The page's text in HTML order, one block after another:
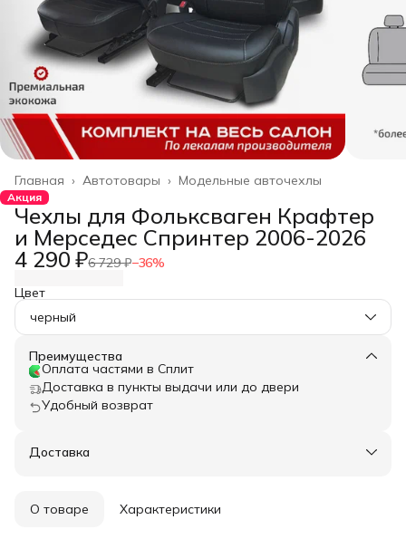
Модельные авточехлы
Автотовары ›
Главная ›
Акция
Чехлы для Фольксваген Крафтер
и Мерседес Спринтер 2006-2026
4 290 ₽6 729 ₽−36%
Цвет
черный
Преимущества
Оплата частями в Сплит
Доставка в пункты выдачи или до двери
Удобный возврат
Доставка
О товаре Характеристики